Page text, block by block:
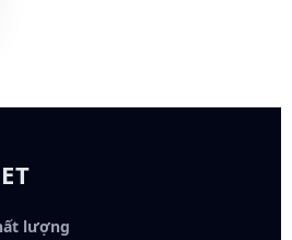
lượng